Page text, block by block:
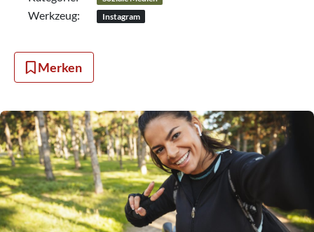
Werkzeug: Instagram
Merken